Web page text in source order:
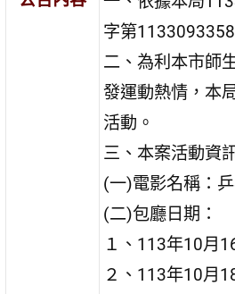
字第
二、為利本市師
發運動熱情，本
活動。
三、本案活動資
(一)電影名稱：
(二)包廳日期：
１、113年10月
２、113年10月